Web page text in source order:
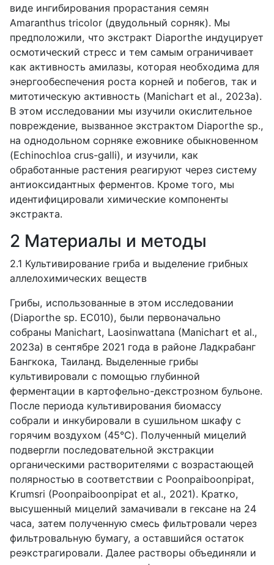
виде ингибирования прорастания семян
Amaranthus tricolor (двудольный сорняк). Мы
предположили, что экстракт Diaporthe индуцирует
осмотический стресс и тем самым ограничивает
как активность амилазы, которая необходима для
энергообеспечения роста корней и побегов, так и
митотическую активность (Manichart et al., 2023a).
В этом исследовании мы изучили окислительное
повреждение, вызванное экстрактом Diaporthe sp.,
на однодольном сорняке ежовнике обыкновенном
(Echinochloa crus-galli), и изучили, как
обработанные растения реагируют через систему
антиоксидантных ферментов. Кроме того, мы
идентифицировали химические компоненты
экстракта.
2 Материалы и методы
2.1 Культивирование гриба и выделение грибных
аллелохимических веществ
Грибы, использованные в этом исследовании
(Diaporthe sp. EC010), были первоначально
собраны Manichart, Laosinwattana (Manichart et al.,
2023a) в сентябре 2021 года в районе Ладкрабанг
Бангкока, Таиланд. Выделенные грибы
культивировали с помощью глубинной
ферментации в картофельно-декстрозном бульоне.
После периода культивирования биомассу
собрали и инкубировали в сушильном шкафу с
горячим воздухом (45°C). Полученный мицелий
подвергли последовательной экстракции
органическими растворителями с возрастающей
полярностью в соответствии с Poonpaiboonpipat,
Krumsri (Poonpaiboonpipat et al., 2021). Кратко,
высушенный мицелий замачивали в гексане на 24
часа, затем полученную смесь фильтровали через
фильтровальную бумагу, а оставшийся остаток
реэкстрагировали. Далее растворы объединяли и